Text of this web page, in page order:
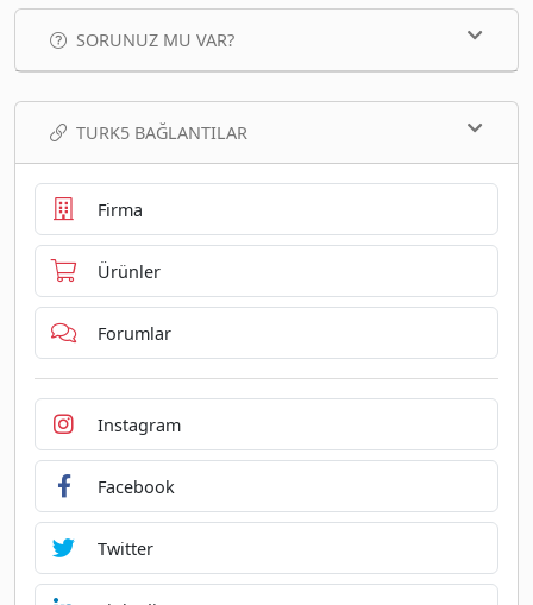
SORUNUZ MU VAR?
TURK5 BAĞLANTILAR
Firma
Ürünler
Forumlar
Instagram
Facebook
Twitter